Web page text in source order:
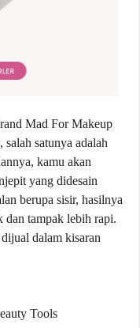
Mad For Makeup
satunya adalah
kamu akan
yang didesain
berupa sisir, hasilnya
dan tampak lebih rapi.
dalam kisaran
Tools